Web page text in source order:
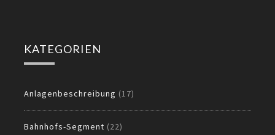
KATEGORIEN
Anlagenbeschreibung (17)
Bahnhofs-Segment (22)